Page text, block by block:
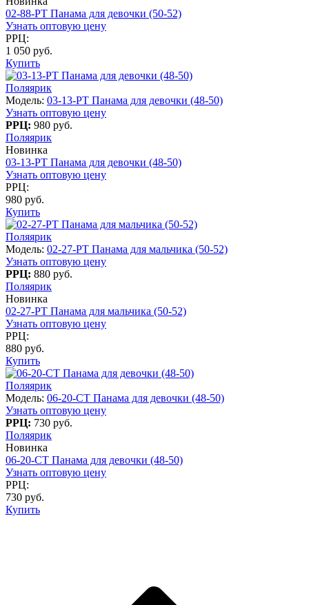
02-88-PT Панама для девочки (50-52)
Узнать оптовую цену
РРЦ:
1 050 руб.
Купить
Поляярик
Модель: 03-13-PT Панама для девочки (48-50)
Узнать оптовую цену
РРЦ: 980 руб.
Поляярик
Новинка
03-13-PT Панама для девочки (48-50)
Узнать оптовую цену
РРЦ:
980 руб.
Купить
Поляярик
Модель: 02-27-PT Панама для мальчика (50-52)
Узнать оптовую цену
РРЦ: 880 руб.
Поляярик
Новинка
02-27-PT Панама для мальчика (50-52)
Узнать оптовую цену
РРЦ:
880 руб.
Купить
Поляярик
Модель: 06-20-CT Панама для девочки (48-50)
Узнать оптовую цену
РРЦ: 730 руб.
Поляярик
Новинка
06-20-CT Панама для девочки (48-50)
Узнать оптовую цену
РРЦ:
730 руб.
Купить